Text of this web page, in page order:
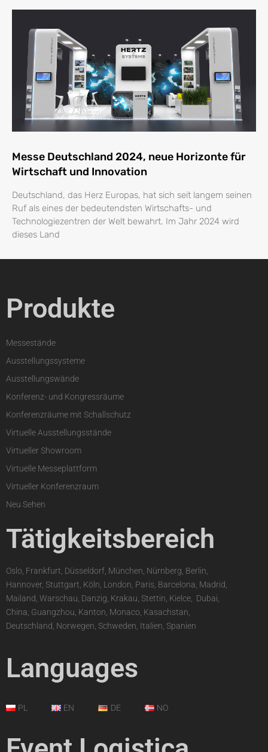
Messe Deutschland 2024, neue Horizonte für
Wirtschaft und Innovation
Deutschland, das Herz Europas, hat sich seit langem seinen
Ruf als eines der bedeutendsten Wirtschafts- und
Technologiezentren der Welt bewahrt. Im Jahr 2024 wird
dieses Land
Produkte
Messestände
Ausstellungssysteme
Ausstellungswände
Konferenz- und Kongressräume
Konferenzräume mit Schallschutz
Virtuelle Ausstellungsstände
Virtueller Showroom
Virtuelle Messeplattform
Virtueller Konferenzraum
Neu Sehen
Tätigkeitsbereich
Oslo, Frankfurt, Düsseldorf, München, Nürnberg, Berlin,
Hannover, Stuttgart, Köln, London, Paris, Barcelona, Madrid,
Mailand, Warschau, Danzig, Krakau, Stettin, Kielce,
Dubai,
China, Guangzhou, Kanton, Monaco, Kasachstan,
Deutschland, Norwegen, Schweden, Italien, Spanien
Languages
PL EN DE NO